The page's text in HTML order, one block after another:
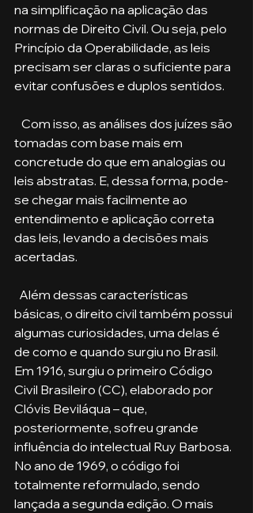
na simplificação na aplicação das
normas de Direito Civil. Ou seja, pelo
Princípio da Operabilidade, as leis
precisam ser claras o suficiente para
evitar confusões e duplos sentidos.
tomadas com base mais em
concretude do que em analogias ou
leis abstratas. E, dessa forma, pode-
se chegar mais facilmente ao
entendimento e aplicação correta
das leis, levando a decisões mais
acertadas.
básicas, o direito civil também possui
algumas curiosidades, uma delas é
de como e quando surgiu no Brasil.
Em 1916, surgiu o primeiro Código
Civil Brasileiro (CC), elaborado por
Clóvis Beviláqua – que,
posteriormente, sofreu grande
influência do intelectual Ruy Barbosa.
No ano de 1969, o código foi
totalmente reformulado, sendo
lançada a segunda edição. O mais